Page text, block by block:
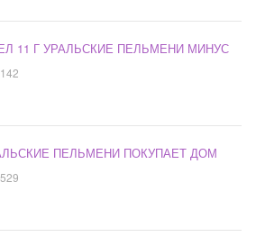
11 Г УРАЛЬСКИЕ ПЕЛЬМЕНИ МИНУС
ПЕЛЬМЕНИ ПОКУПАЕТ ДОМ